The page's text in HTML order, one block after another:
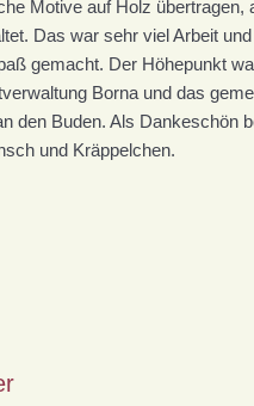
Motive auf Holz übertragen,
Das war sehr viel Arbeit
gemacht. Der Höhepunkt
Borna und das
den Buden. Als Dankeschön
und Kräppelchen.